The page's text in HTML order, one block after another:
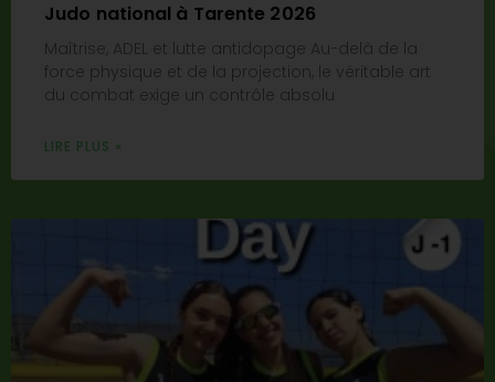
Judo national à Tarente 2026
Maîtrise, ADEL et lutte antidopage Au-delà de la
force physique et de la projection, le véritable art
du combat exige un contrôle absolu
LIRE PLUS »